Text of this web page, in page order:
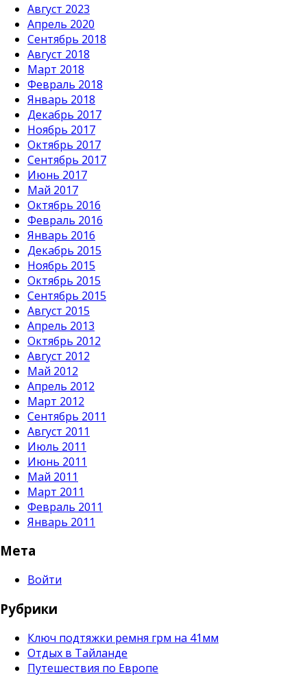
Август 2023
Апрель 2020
Сентябрь 2018
Август 2018
Март 2018
Февраль 2018
Январь 2018
Декабрь 2017
Ноябрь 2017
Октябрь 2017
Сентябрь 2017
Июнь 2017
Май 2017
Октябрь 2016
Февраль 2016
Январь 2016
Декабрь 2015
Ноябрь 2015
Октябрь 2015
Сентябрь 2015
Август 2015
Апрель 2013
Октябрь 2012
Август 2012
Май 2012
Апрель 2012
Март 2012
Сентябрь 2011
Август 2011
Июль 2011
Июнь 2011
Май 2011
Март 2011
Февраль 2011
Январь 2011
Мета
Войти
Рубрики
Ключ подтяжки ремня грм на 41мм
Отдых в Тайланде
Путешествия по Европе